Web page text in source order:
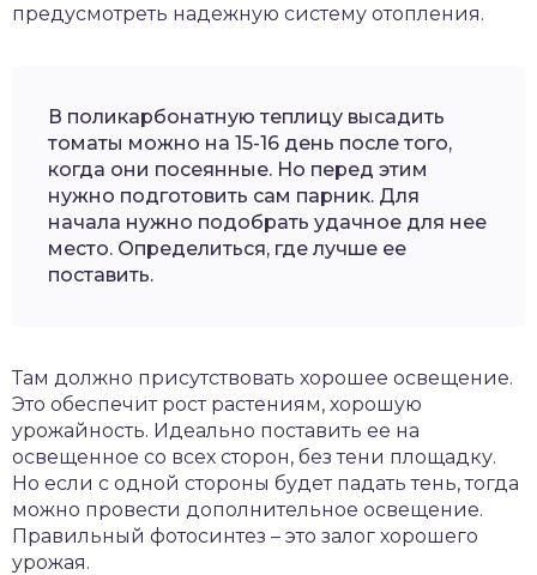
предусмотреть надежную систему отопления.
В поликарбонатную теплицу высадить
томаты можно на 15-16 день после того,
когда они посеянные. Но перед этим
нужно подготовить сам парник. Для
начала нужно подобрать удачное для нее
место. Определиться, где лучше ее
поставить.
Там должно присутствовать хорошее освещение.
Это обеспечит рост растениям, хорошую
урожайность. Идеально поставить ее на
освещенное со всех сторон, без тени площадку.
Но если с одной стороны будет падать тень, тогда
можно провести дополнительное освещение.
Правильный фотосинтез – это залог хорошего
урожая.